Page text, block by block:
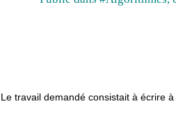
Le travail demandé consistait à écrire à